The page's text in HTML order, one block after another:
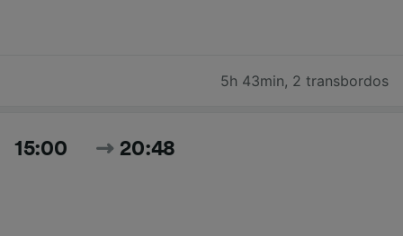
5h 43min, 2 transbordos
15:00 20:48